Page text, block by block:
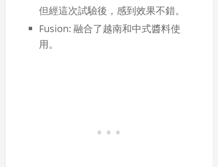
但經這次試驗後，感到效果不錯。
Fusion: 融合了越南和中式醬料使
用。